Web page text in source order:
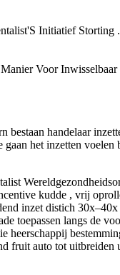
Initiatief Storting .
Voor
handelaar
het inzetten
kudde , vrij
inzet distich
toepassen langs de
fruit auto tot uitbreiden